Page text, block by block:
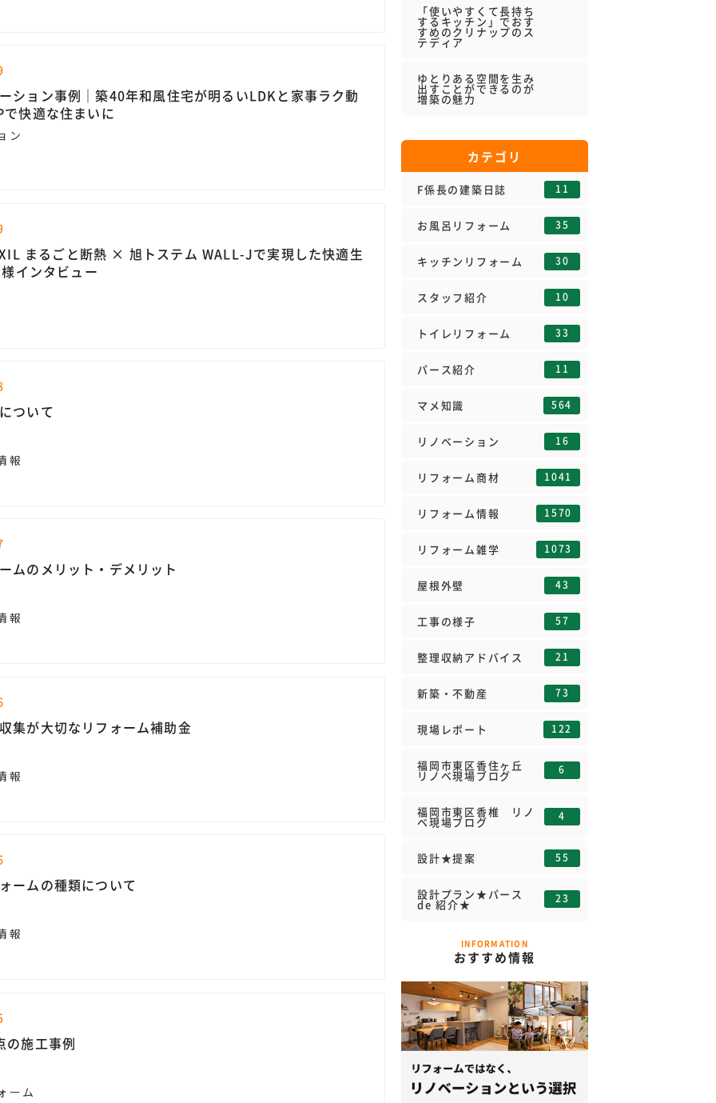
ション事例｜築40年和風住宅が明るいLDKと家事ラク動
快適な住まいに
ン
まるごと断熱 × 旭トステム WALL-Jで実現した快適生
インタビュー
ついて
報
ムのメリット・デメリット
報
集が大切なリフォーム補助金
報
ームの種類について
報
の施工事例
ーム
「使いやすくて長持ち
するキッチン」でおす
すめのクリナップのス
テディア
ゆとりある空間を生み
出すことができるのが
増築の魅力
カテゴリ
F係長の建築日誌 11
お風呂リフォーム 35
キッチンリフォーム 30
スタッフ紹介 10
トイレリフォーム 33
パース紹介 11
マメ知識 564
リノベーション 16
リフォーム商材 1041
リフォーム情報 1570
リフォーム雑学 1073
屋根外壁 43
工事の様子 57
整理収納アドバイス 21
新築・不動産 73
現場レポート 122
福岡市東区香住ヶ丘
リノベ現場ブログ 6
福岡市東区香椎 リノ
ベ現場ブログ 4
設計★提案 55
設計プラン★パース
de 紹介★ 23
INFORMATION
おすすめ情報